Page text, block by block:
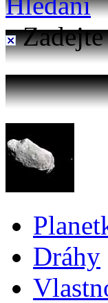
Zadejte
Dráhy